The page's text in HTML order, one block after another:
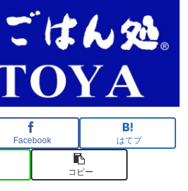
Facebook はてブ
コピー